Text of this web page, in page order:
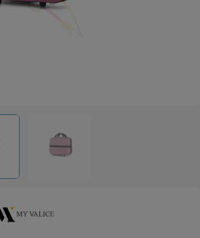
Hediyeleri